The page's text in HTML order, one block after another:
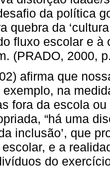
da política
quebra da
fluxo escolar e
(PRADO, 2000,
afirma que
exemplo, na
fora da escola
“há uma
inclusão’, que
e a
do